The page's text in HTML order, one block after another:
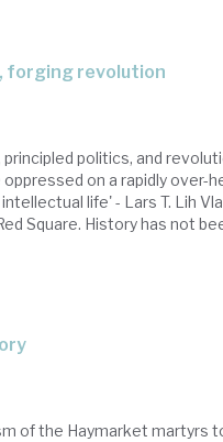
forging revolution
politics, and
on a rapidly over-
life' - Lars T. Lih
Square. History has not
of the Haymarket martyrs